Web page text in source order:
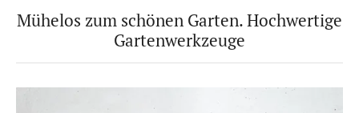
Mühelos zum schönen Garten. Hochwertige
Gartenwerkzeuge